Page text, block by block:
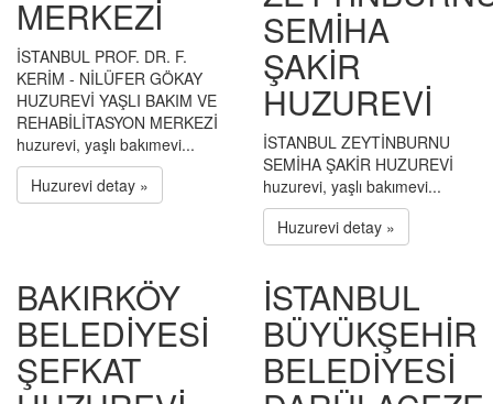
MERKEZİ
İSTANBUL PROF. DR. F.
KERİM - NİLÜFER GÖKAY
HUZUREVİ YAŞLI BAKIM VE
REHABİLİTASYON MERKEZİ
huzurevi, yaşlı bakımevi...
Huzurevi detay »
SEMİHA
ŞAKİR
HUZUREVİ
İSTANBUL ZEYTİNBURNU
SEMİHA ŞAKİR HUZUREVİ
huzurevi, yaşlı bakımevi...
Huzurevi detay »
BAKIRKÖY
BELEDİYESİ
ŞEFKAT
İSTANBUL
BÜYÜKŞEHİR
BELEDİYESİ